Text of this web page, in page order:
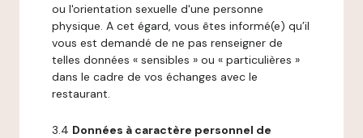
ou l'orientation sexuelle d'une personne
physique. A cet égard, vous êtes informé(e) qu’il
vous est demandé de ne pas renseigner de
telles données « sensibles » ou « particulières »
dans le cadre de vos échanges avec le
restaurant.
3.4 Données à caractère personnel de